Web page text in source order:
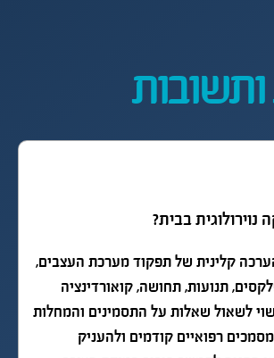
נוירולוגית בבית?
קלינית של תפקוד מערכת העצבים,
תנועות, תחושה, קואורדינציה
לשאול שאלות על התסמינים והמחלות
רפואיים קודמים ולהעניק